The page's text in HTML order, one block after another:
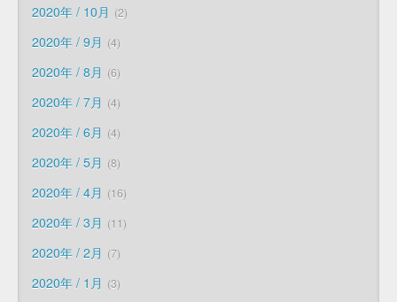
2020年 / 10月 2
2020年 / 9月 4
2020年 / 8月 6
2020年 / 7月 4
2020年 / 6月 4
2020年 / 5月 8
2020年 / 4月 16
2020年 / 3月 11
2020年 / 2月 7
2020年 / 1月 3